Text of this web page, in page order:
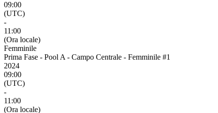
09:00
(UTC)
-
11:00
(Ora locale)
Femminile
Prima Fase - Pool A - Campo Centrale - Femminile #1
2024
09:00
(UTC)
-
11:00
(Ora locale)